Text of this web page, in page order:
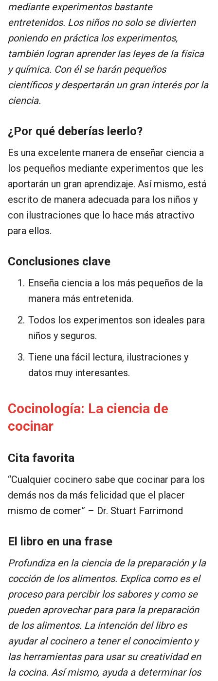
mediante experimentos bastante
entretenidos. Los niños no solo se divierten
poniendo en práctica los experimentos,
también logran aprender las leyes de la física
y química. Con él se harán pequeños
científicos y despertarán un gran interés por la
ciencia.
¿Por qué deberías leerlo?
Es una excelente manera de enseñar ciencia a
los pequeños mediante experimentos que les
aportarán un gran aprendizaje. Así mismo, está
escrito de manera adecuada para los niños y
con ilustraciones que lo hace más atractivo
para ellos.
Conclusiones clave
Enseña ciencia a los más pequeños de la
manera más entretenida.
Todos los experimentos son ideales para
niños y seguros.
Tiene una fácil lectura, ilustraciones y
datos muy interesantes.
Cocinología: La ciencia de
cocinar
Cita favorita
“Cualquier cocinero sabe que cocinar para los
demás nos da más felicidad que el placer
mismo de comer” – Dr. Stuart Farrimond
El libro en una frase
Profundiza en la ciencia de la preparación y la
cocción de los alimentos. Explica como es el
proceso para percibir los sabores y como se
pueden aprovechar para para la preparación
de los alimentos. La intención del libro es
ayudar al cocinero a tener el conocimiento y
las herramientas para usar su creatividad en
la cocina. Así mismo, ayuda a determinar los